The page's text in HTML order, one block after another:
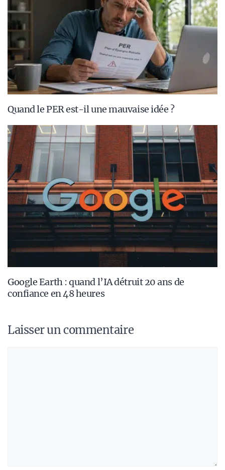
Quand le PER est-il une mauvaise idée ?
Google Earth : quand l’IA détruit 20 ans de
confiance en 48 heures
Laisser un commentaire